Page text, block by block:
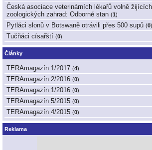
Česká asociace veterinárních lékařů volně
zoologických zahrad: Odborné stan (1)
Pytláci slonů v Botswaně otrávili přes 500 supů (0)
Tučňáci císařští (0)
Články
TERAmagazín 1/2017 (4)
TERAmagazín 2/2016 (0)
TERAmagazín 1/2016 (0)
TERAmagazín 5/2015 (0)
TERAmagazín 4/2015 (0)
Reklama